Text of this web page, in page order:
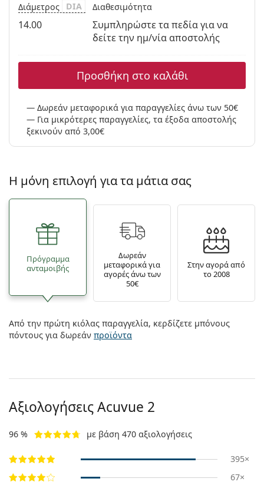
Διάμετρος DIA
14.00
Διαθεσιμότητα
Συμπληρώστε τα πεδία για να
δείτε την ημ/νία αποστολής
Προσθήκη στο καλάθι
Δωρεάν μεταφορικά για παραγγελίες άνω των 50€
Για μικρότερες παραγγελίες, τα έξοδα αποστολής
ξεκινούν από 3,00€
Η μόνη επιλογή για τα μάτια σας
Πρόγραμμα
ανταμοιβής
Δωρεάν
μεταφορικά για
αγορές άνω των
50€
Στην αγορά από
το 2008
Από την πρώτη κιόλας παραγγελία, κερδίζετε μπόνους
πόντους για δωρεάν προϊόντα
Αξιολογήσεις Acuvue 2
96 % με βάση 470 αξιολογήσεις
395×
67×